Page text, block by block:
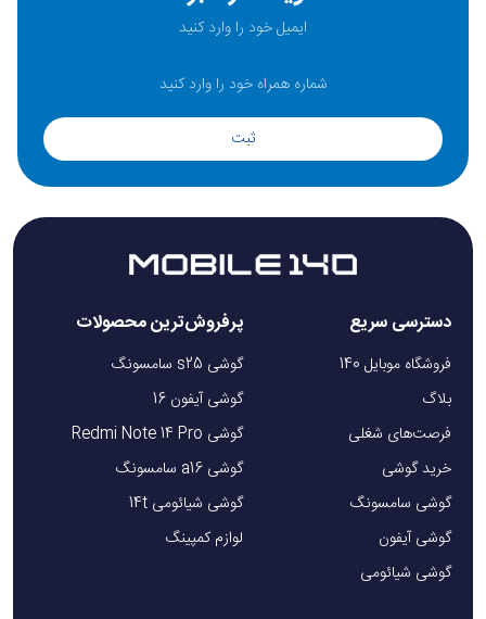
آیا این پاوربانک قابلیت شارژ همزمان چند دستگاه را دارد؟
چند دستگاه مختلف را همزمان شارژ کنید.
پشتیبانی می کند؟
است که نیاز شما به حمل کابل‌ های جداگانه را حذف می‌ کند.
آیا این پاوربانک از فناوری شارژ سریع پشتیبانی می کند؟
معمولی و روزمره طراحی شده است.
ثبت
دسترسی سریع
فروشگاه موبایل 140
بلاگ
فرصت‌های شغلی
خرید گوشی
گوشی سامسونگ
گوشی آیفون
گوشی شیائومی
پرفروش‌ترین محصولات
گوشی s25 سامسونگ
گوشی آیفون 16
گوشی Redmi Note 14 Pro
گوشی a16 سامسونگ
گوشی شیائومی 14t
لوازم کمپینگ